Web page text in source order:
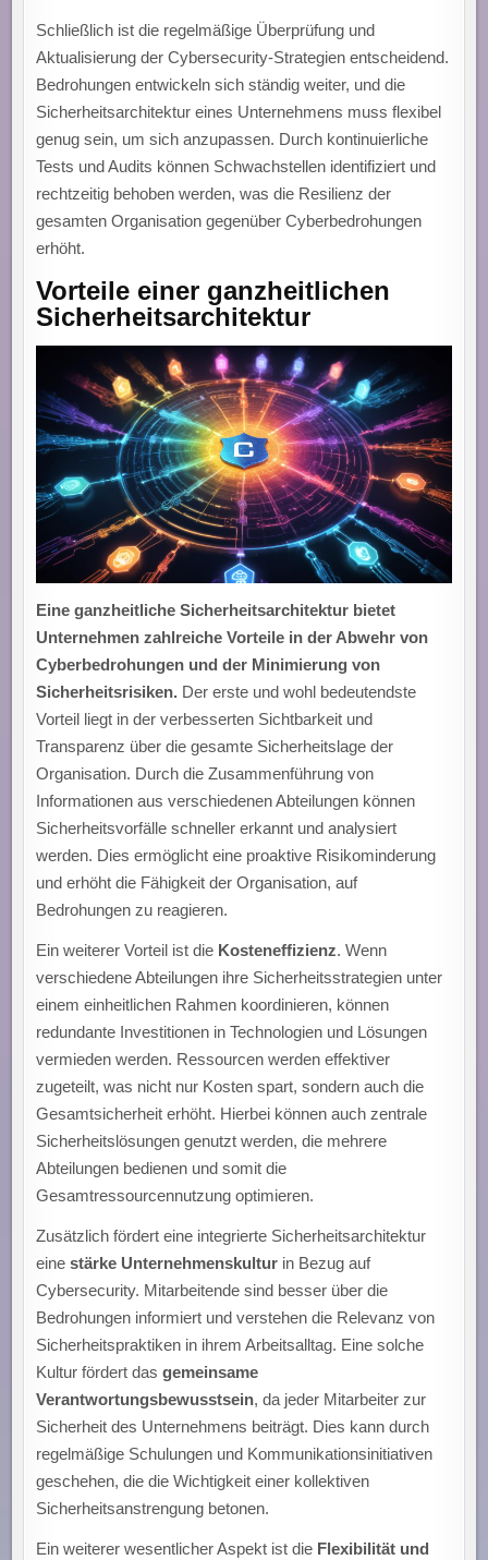
Schließlich ist die regelmäßige Überprüfung und
Aktualisierung der Cybersecurity-Strategien entscheidend.
Bedrohungen entwickeln sich ständig weiter, und die
Sicherheitsarchitektur eines Unternehmens muss flexibel
genug sein, um sich anzupassen. Durch kontinuierliche
Tests und Audits können Schwachstellen identifiziert und
rechtzeitig behoben werden, was die Resilienz der
gesamten Organisation gegenüber Cyberbedrohungen
erhöht.
Vorteile einer ganzheitlichen
Sicherheitsarchitektur
Eine ganzheitliche Sicherheitsarchitektur bietet
Unternehmen zahlreiche Vorteile in der Abwehr von
Cyberbedrohungen und der Minimierung von
Sicherheitsrisiken. Der erste und wohl bedeutendste
Vorteil liegt in der verbesserten Sichtbarkeit und
Transparenz über die gesamte Sicherheitslage der
Organisation. Durch die Zusammenführung von
Informationen aus verschiedenen Abteilungen können
Sicherheitsvorfälle schneller erkannt und analysiert
werden. Dies ermöglicht eine proaktive Risikominderung
und erhöht die Fähigkeit der Organisation, auf
Bedrohungen zu reagieren.
Ein weiterer Vorteil ist die Kosteneffizienz. Wenn
verschiedene Abteilungen ihre Sicherheitsstrategien unter
einem einheitlichen Rahmen koordinieren, können
redundante Investitionen in Technologien und Lösungen
vermieden werden. Ressourcen werden effektiver
zugeteilt, was nicht nur Kosten spart, sondern auch die
Gesamtsicherheit erhöht. Hierbei können auch zentrale
Sicherheitslösungen genutzt werden, die mehrere
Abteilungen bedienen und somit die
Gesamtressourcennutzung optimieren.
Zusätzlich fördert eine integrierte Sicherheitsarchitektur
einestärke Unternehmenskultur in Bezug auf
Cybersecurity. Mitarbeitende sind besser über die
Bedrohungen informiert und verstehen die Relevanz von
Sicherheitspraktiken in ihrem Arbeitsalltag. Eine solche
Kultur fördert dasgemeinsame
Verantwortungsbewusstsein, da jeder Mitarbeiter zur
Sicherheit des Unternehmens beiträgt. Dies kann durch
regelmäßige Schulungen und Kommunikationsinitiativen
geschehen, die die Wichtigkeit einer kollektiven
Sicherheitsanstrengung betonen.
Ein weiterer wesentlicher Aspekt ist die Flexibilität und